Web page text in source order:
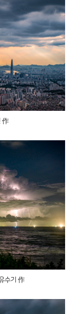
作
수기 作